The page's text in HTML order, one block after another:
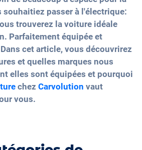
passer à l'électrique:
trouverez la voiture idéale
Parfaitement équipée et
cet article, vous découvrirez
et quelles marques nous
elles sont équipées et pourquoi
chez Carvolution vaut
vous.